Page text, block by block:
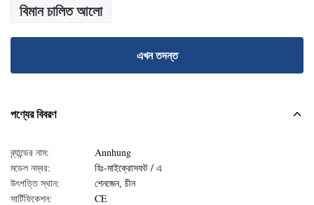
বিমান চালিত আলো
এখন তদন্ত
পণ্যের বিবরণ
ব্র্যান্ডের নাম:
Annhung
মডেল নম্বর:
হিঃ-মাইক্রোসফট / এ
উৎপত্তি স্থান:
শেনজেন, চীন
সার্টিফিকেশন:
CE